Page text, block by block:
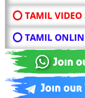
⭕ TAMIL VIDEO
⭕ TAMIL